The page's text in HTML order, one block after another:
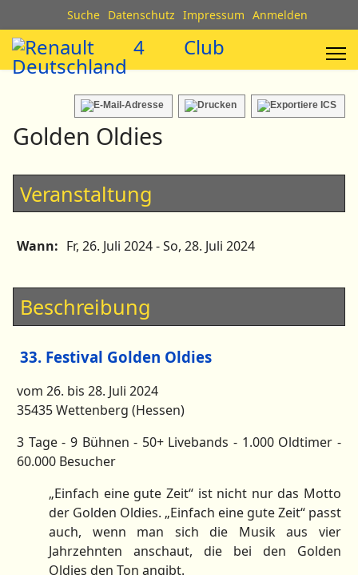
Suche Datenschutz Impressum Anmelden
Golden Oldies
Veranstaltung
Wann: Fr, 26. Juli 2024- So, 28. Juli 2024
Beschreibung
33. Festival Golden Oldies
vom 26. bis 28. Juli 2024
35435 Wettenberg (Hessen)
3 Tage - 9 Bühnen - 50+ Livebands - 1.000 Oldtimer -
60.000 Besucher
„Einfach eine gute Zeit“ ist nicht nur das Motto
der Golden Oldies. „Einfach eine gute Zeit“ passt
auch, wenn man sich die Musik aus vier
Jahrzehnten anschaut, die bei den Golden
Oldies den Ton angibt.